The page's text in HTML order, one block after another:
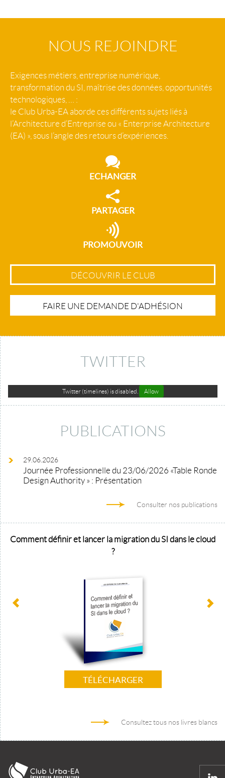
NOUS REJOINDRE
Exigences métiers, entreprise numérique,
transformation du SI, maîtrise des données, opportunités
technologiques, … :
le Club Urba-EA aborde ces différents sujets liés à
l’Architecture d’Entreprise ou « Enterprise Architecture
(EA) », sous l’angle des retours d’expériences.
ECHANGER
PARTAGER
PROMOUVOIR
DÉCOUVRIR LE CLUB
FAIRE UNE DEMANDE D'ADHÉSION
TWITTER
Twitter (timelines) is disabled. Allow
PUBLICATIONS
29.06.2026
Journée Professionnelle du 23/06/2026 «Table Ronde
Design Authority » : Présentation
Consulter nos publications
Comment définir et lancer la migration du SI dans le cloud
?
TÉLÉCHARGER
Consultez tous nos livres blancs